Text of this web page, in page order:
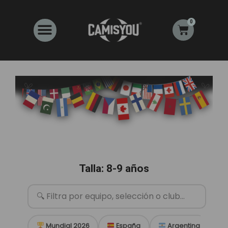
contenido
0
Carrito
Talla: 8-9 años
Mundial 2026 España Argentina